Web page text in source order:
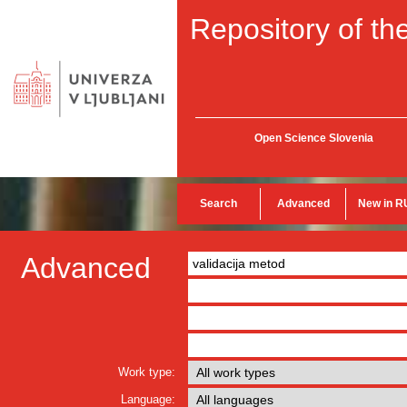
Repository of
Open Science Slovenia
Search Advanced New in
Advanced
Work type:
Language: